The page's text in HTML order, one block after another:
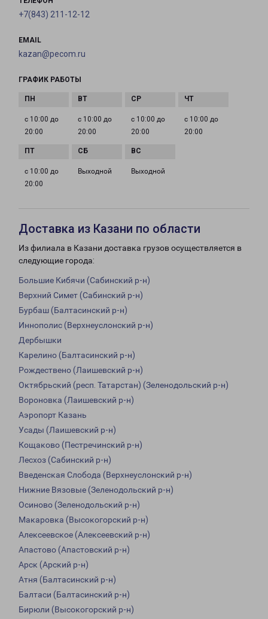
+7(843) 211-12-12
EMAIL
kazan@pecom.ru
ГРАФИК РАБОТЫ
с 10:00 до
20:00
с 10:00 до
20:00
с 10:00 до
20:00
с 10:00 до
20:00
с 10:00 до
20:00
Выходной Выходной
Доставка из Казани по области
Из филиала в Казани доставка грузов осуществляется в
следующие города:
Большие Кибячи (Сабинский р-н)
Верхний Симет (Сабинский р-н)
Бурбаш (Балтасинский р-н)
Иннополис (Верхнеуслонский р-н)
Дербышки
Карелино (Балтасинский р-н)
Рождествено (Лаишевский р-н)
Октябрьский (респ. Татарстан) (Зеленодольский р-н)
Вороновка (Лаишевский р-н)
Аэропорт Казань
Усады (Лаишевский р-н)
Кощаково (Пестречинский р-н)
Лесхоз (Сабинский р-н)
Введенская Слобода (Верхнеуслонский р-н)
Нижние Вязовые (Зеленодольский р-н)
Осиново (Зеленодольский р-н)
Макаровка (Высокогорский р-н)
Алексеевское (Алексеевский р-н)
Апастово (Апастовский р-н)
Арск (Арский р-н)
Атня (Балтасинский р-н)
Балтаси (Балтасинский р-н)
Бирюли (Высокогорский р-н)